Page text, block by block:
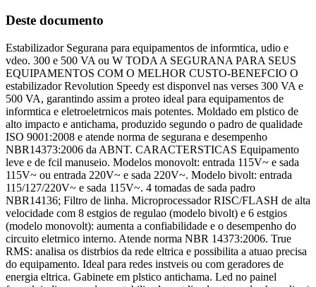
Deste documento
Estabilizador Segurana para equipamentos de informtica, udio e
vdeo. 300 e 500 VA ou W TODA A SEGURANA PARA SEUS
EQUIPAMENTOS COM O MELHOR CUSTO-BENEFCIO O
estabilizador Revolution Speedy est disponvel nas verses 300 VA e
500 VA, garantindo assim a proteo ideal para equipamentos de
informtica e eletroeletrnicos mais potentes. Moldado em plstico de
alto impacto e antichama, produzido segundo o padro de qualidade
ISO 9001:2008 e atende norma de segurana e desempenho
NBR14373:2006 da ABNT. CARACTERSTICAS Equipamento
leve e de fcil manuseio. Modelos monovolt: entrada 115V~ e sada
115V~ ou entrada 220V~ e sada 220V~. Modelo bivolt: entrada
115/127/220V~ e sada 115V~. 4 tomadas de sada padro
NBR14136; Filtro de linha. Microprocessador RISC/FLASH de alta
velocidade com 8 estgios de regulao (modelo bivolt) e 6 estgios
(modelo monovolt): aumenta a confiabilidade e o desempenho do
circuito eletrnico interno. Atende norma NBR 14373:2006. True
RMS: analisa os distrbios da rede eltrica e possibilita a atuao precisa
do equipamento. Ideal para redes instveis ou com geradores de
energia eltrica. Gabinete em plstico antichama. Led no painel